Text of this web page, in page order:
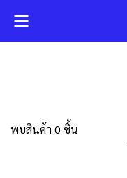
พบสินค้า 0 ชิ้น